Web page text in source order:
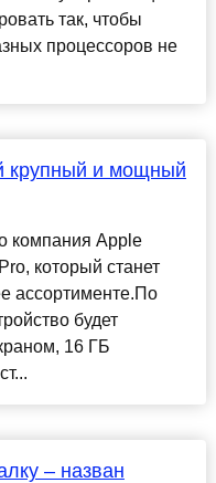
так, чтобы
процессоров не
крупный и мощный
компания Apple
который станет
ассортименте.По
будет
16 ГБ
– назван